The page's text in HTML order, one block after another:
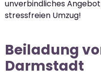
unverbindliches
stressfreien Umzug!
Beiladung
Darmstadt